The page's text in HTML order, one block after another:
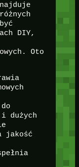
DIY,
Oto
i dużych
jakość